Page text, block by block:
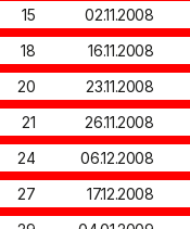
15
02.11.2008
18
16.11.2008
20
23.11.2008
21
26.11.2008
24
06.12.2008
27
17.12.2008